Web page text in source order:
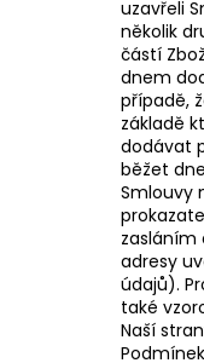
uzavřeli
několik
částí
dnem
případě,
základě
dodávat
běžet
Smlouvy
zasláním
adresy
údajů).
také
Naší